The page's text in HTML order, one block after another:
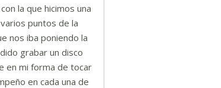
la que hicimos una
puntos de la
nos iba poniendo la
grabar un disco
en mi forma de tocar
en cada una de